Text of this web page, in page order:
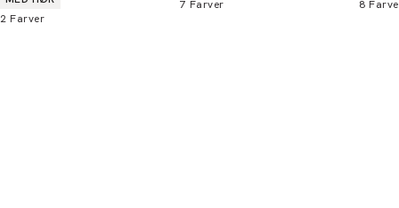
2 Farver
7 Farver 8